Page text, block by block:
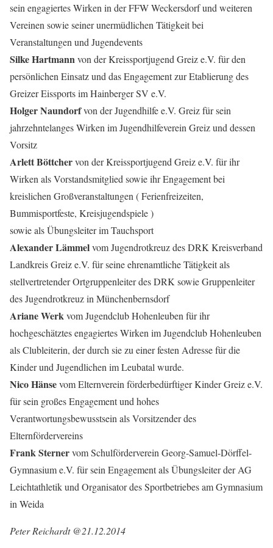
sein engagiertes Wirken in der FFW Weckersdorf und weiteren
Vereinen sowie seiner unermüdlichen Tätigkeit bei
Veranstaltungen und Jugendevents
Silke Hartmannvon der Kreissportjugend Greiz e.V. für den
persönlichen Einsatz und das Engagement zur Etablierung des
Greizer Eissports im Hainberger SV e.V.
Holger Naundorfvon der Jugendhilfe e.V. Greiz für sein
jahrzehntelanges Wirken im Jugendhilfeverein Greiz und dessen
Vorsitz
Arlett Böttchervon der Kreissportjugend Greiz e.V. für ihr
Wirken als Vorstandsmitglied sowie ihr Engagement bei
kreislichen Großveranstaltungen ( Ferienfreizeiten,
Bummisportfeste, Kreisjugendspiele )
sowie als Übungsleiter im Tauchsport
Alexander Lämmelvom Jugendrotkreuz des DRK Kreisverband
Landkreis Greiz e.V. für seine ehrenamtliche Tätigkeit als
stellvertretender Ortgruppenleiter des DRK sowie Gruppenleiter
des Jugendrotkreuz in Münchenbernsdorf
Ariane Werkvom Jugendclub Hohenleuben für ihr
hochgeschätztes engagiertes Wirken im Jugendclub Hohenleuben
als Clubleiterin, der durch sie zu einer festen Adresse für die
Kinder und Jugendlichen im Leubatal wurde.
Nico Hänsevom Elternverein förderbedürftiger Kinder Greiz e.V.
für sein großes Engagement und hohes
Verantwortungsbewusstsein als Vorsitzender des
Elternfördervereins
Frank Sternervom Schulförderverein Georg-Samuel-Dörffel-
Gymnasium e.V. für sein Engagement als Übungsleiter der AG
Leichtathletik und Organisator des Sportbetriebes am Gymnasium
in Weida
Peter Reichardt @21.12.2014